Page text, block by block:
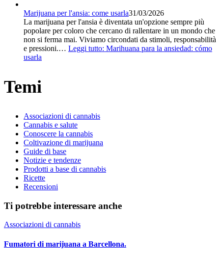
Marijuana per l'ansia: come usarla31/03/2026
La marijuana per l'ansia è diventata un'opzione sempre più
popolare per coloro che cercano di rallentare in un mondo che
non si ferma mai. Viviamo circondati da stimoli, responsabilità
e pressioni.… Leggi tutto: Marihuana para la ansiedad: cómo
usarla
Temi
Associazioni di cannabis
Cannabis e salute
Conoscere la cannabis
Coltivazione di marijuana
Guide di base
Notizie e tendenze
Prodotti a base di cannabis
Ricette
Recensioni
Ti potrebbe interessare anche
Associazioni di cannabis
Fumatori di marijuana a Barcellona.